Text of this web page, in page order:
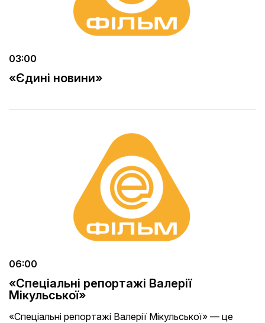
03:00
«Єдині новини»
06:00
«Спеціальні репортажі Валерії
Мікульської»
«Спеціальні репортажі Валерії Мікульської» — це